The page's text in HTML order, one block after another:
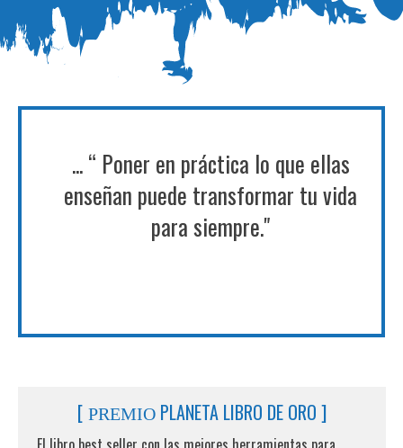
... “ Poner en práctica lo que ellas
enseñan puede transformar tu vida
para siempre."
[ PREMIO PLANETA LIBRO DE ORO ]